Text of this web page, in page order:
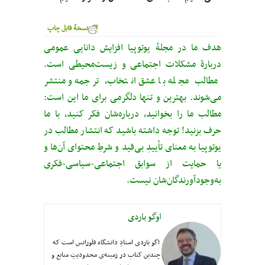
نسخهٔ قابل چاپ
هدف ما در مجلهٔ یوتوپیا افزایش دانایی عمومی
دربارهٔ مشکلات اجتماعی و زیست‌محیطی است.
مطالب مجله با عشق انتخاب، ترجمه و منتشر
می‌شوند. بهترین و تنها دلگرمی برای ما این است:
مطالب ما را بخوانید، درباره‌شان فکر کنید، با ما
حرف بزنید! توجه داشته باشید که انتشار مطالب در
یوتوپیا به معنای تأییدِ بی‌قید‌ و شرطِ محتوای آن‌ها و
یا حمایت از سوابق اجتماعی-سیاسی-فکری
به‌وجودآورندگان‌شان نیست.
اوگو باردی
اگو باردی استادِ دانشگاه فلورانس است که
چندین کتاب در زمینه‌ی محدودیتِ منابع و